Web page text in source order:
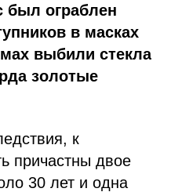
был ограблен
в масках
выбили стекла
золотые
к
причастны двое
30 лет и одна